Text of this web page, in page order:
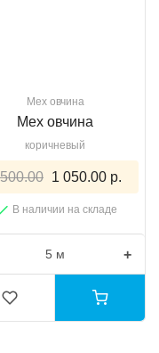
Мех овчина
Мех овчина
коричневый
1 050.00 р.
В наличии на складе
+